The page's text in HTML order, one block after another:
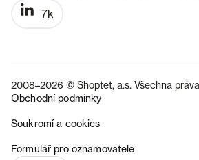
7k
2008–2026 © Shoptet, a.s. Všechna
Obchodní podmínky
Soukromí a cookies
Formulář pro oznamovatele